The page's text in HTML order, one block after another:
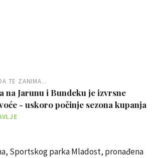
TE ZANIMA...
na Jarunu i Bundeku je izvrsne
- uskoro počinje sezona kupanja
Sportskog parka Mladost, pronađena